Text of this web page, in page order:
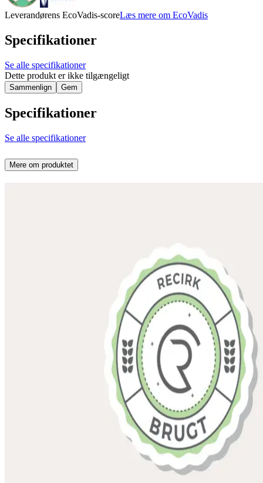
Leverandørens EcoVadis-scoreLæs mere om EcoVadis
Specifikationer
Se alle specifikationer
Dette produkt er ikke tilgængeligt
Sammenlign Gem
Specifikationer
Se alle specifikationer
Mere om produktet